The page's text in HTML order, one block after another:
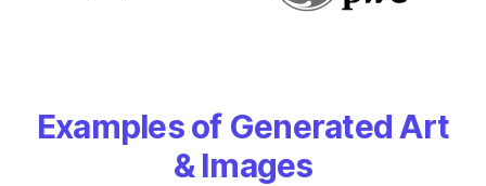
Examples of Generated Art
& Images